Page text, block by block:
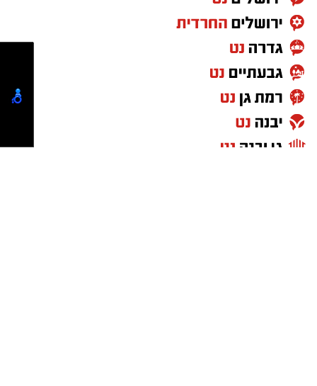
זה, הרקע לאירוע והנסיבות שהובילו לדקירה עדיין
בבדיקה, וחקירת המשטרה נמשכת.
מעוניינים להגיב? לדווח ? צרו איתנו קשר במייל -
ASHDODS@ISNET.CO.IL